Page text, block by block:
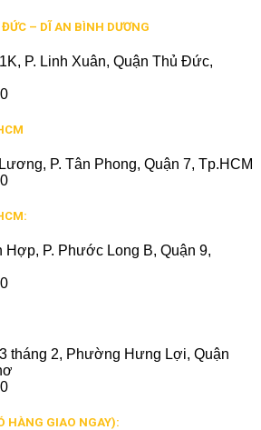
– DĨ AN BÌNH DƯƠNG
P. Linh Xuân, Quận Thủ Đức,
P. Tân Phong, Quận 7, Tp.HCM
Hợp, P. Phước Long B, Quận 9,
tháng 2, Phường Hưng Lợi, Quận
HÀNG GIAO NGAY):